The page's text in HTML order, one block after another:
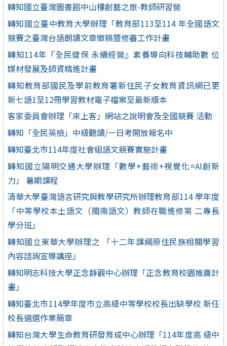
轉知國立臺灣圖書館中山樓創藝之旅-教師研習營
轉知國立臺中教育大學辦理「教育部113至114 年全國語文
競賽之臺灣台語朗讀文章徵稿暨修審工作計畫
轉知114年『全民健保 永續經營』素養導向科技輔助數 位
媒材發展及師資精進計畫
轉知教育部國民及學前教育署新住民子女教育資訊網已更
新七語1至12冊學習教材電子檔案至最新版本
客家委員會辦理「來上客」網站之說明會及全國競賽 活動
轉知「全民英檢」中級聽讀/一日考開放報名中
轉知臺北市114年度社會組語文競賽實施計畫
轉知國立陽明交通大學辦理「數學+藝術+視覺化=AI創新
力」 暑期課程
清華大學臺灣語言研究與教學研究所辦理教育部114 學年度
「中等學校本土語文（閩南語文）教師在職進修第 二專長
學分班」
轉知國立東華大學辦理之 「十二年課綱原住民族相關學習
內容諮詢宣導講座」
轉知明志科技大學正念靜觀中心辦理「正念教育校園推廣計
畫」
轉知臺北市114學年度市立高級中等學校校長出缺學校 新任
校長遴選作業簡章
轉知台灣大學生命教育研發育成中心辦理「114年度高 級中